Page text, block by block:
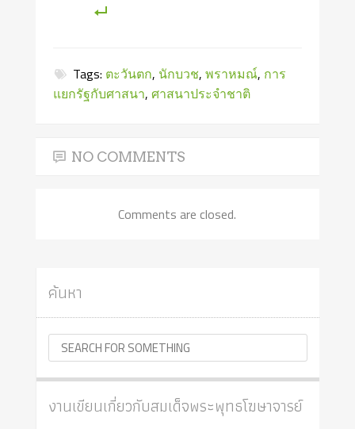
Tags: ตะวันตก, นักบวช,พราหมณ์, การ
แยกรัฐกับศาสนา,ศาสนาประจำชาติ
NO COMMENTS
Comments are closed.
ค้นหา
งานเขียนเกี่ยวกับสมเด็จพระพุทธโฆษาจารย์